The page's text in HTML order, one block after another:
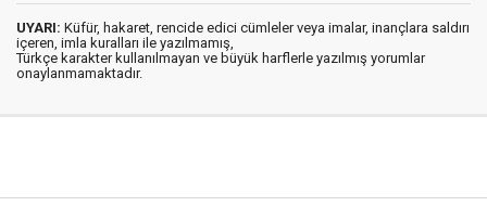
UYARI: Küfür, hakaret, rencide edici cümleler veya imalar, inançlara saldırı
içeren, imla kuralları ile yazılmamış,
Türkçe karakter kullanılmayan ve büyük harflerle yazılmış yorumlar
onaylanmamaktadır.